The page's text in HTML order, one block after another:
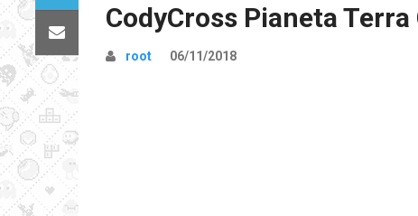
CodyCross Pianeta Terra
root 06/11/2018